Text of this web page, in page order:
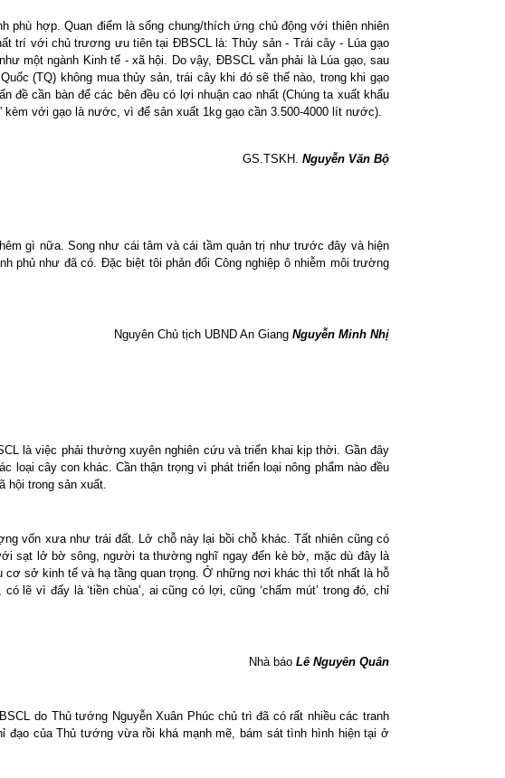
phù hợp. Quan điểm là sống chung/thích ứng chủ động với thiên nhiên
trí với chủ trương ưu tiên tại ĐBSCL là: Thủy sản - Trái cây - Lúa gạo
một ngành Kinh tế - xã hội. Do vậy, ĐBSCL vẫn phải là Lúa gạo, sau
(TQ) không mua thủy sản, trái cây khi đó sẽ thế nào, trong khi gạo
đề cần bàn để các bên đều có lợi nhuận cao nhất (Chúng ta xuất khẩu
kèm với gạo là nước, vì để sản xuất 1kg gạo cần 3.500-4000 lít nước).
GS.TSKH. Nguyễn Văn Bộ
gì nữa. Song như cái tâm và cái tầm quản trị như trước đây và hiện
phủ như đã có. Đặc biệt tôi phản đối Công nghiệp ô nhiễm môi trường
Nguyên Chủ tịch UBND An Giang Nguyễn Minh Nhị
là việc phải thường xuyên nghiên cứu và triển khai kịp thời. Gần đây
loại cây con khác. Cần thận trọng vì phát triển loại nông phẩm nào đều
hội trong sản xuất.
vốn xưa như trái đất. Lở chỗ này lại bồi chỗ khác. Tất nhiên cũng có
sạt lở bờ sông, người ta thường nghĩ ngay đến kè bờ, mặc dù đây là
sở kinh tế và hạ tầng quan trọng. Ở những nơi khác thì tốt nhất là hỗ
vì đấy là ‘tiền chùa’, ai cũng có lợi, cũng ‘chấm mút’ trong đó, chỉ
Nhà báo Lê Nguyên Quân
do Thủ tướng Nguyễn Xuân Phúc chủ trì đã có rất nhiều các tranh
đạo của Thủ tướng vừa rồi khá mạnh mẽ, bám sát tình hình hiện tại ở